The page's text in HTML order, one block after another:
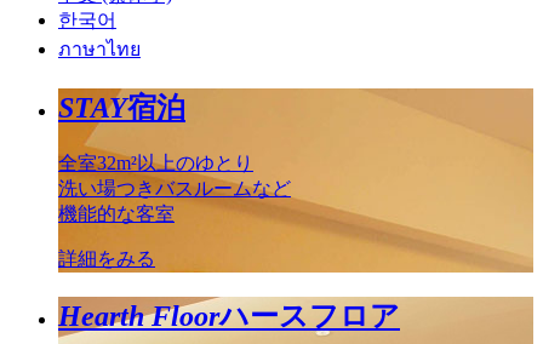
한국어
ภาษาไทย
STAY宿泊
全室32m²以上のゆとり
洗い場つきバスルームなど
機能的な客室
詳細をみる
Hearth Floorハースフロア